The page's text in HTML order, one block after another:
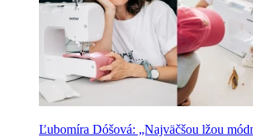
Ľubomíra Dóšová: „Najväčšou lžou